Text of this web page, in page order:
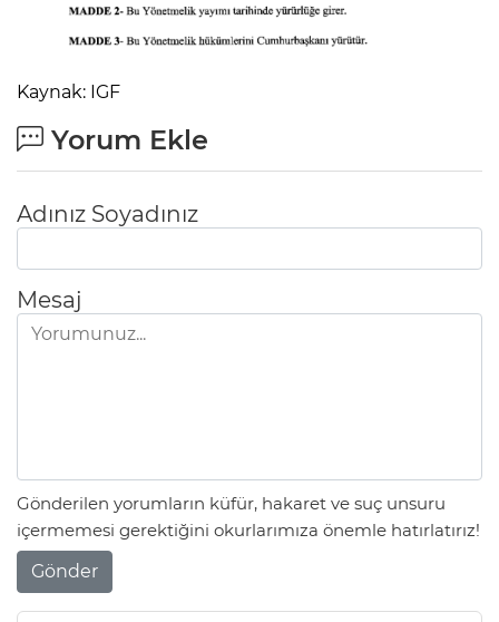
Kaynak: IGF
Yorum Ekle
Adınız Soyadınız
Mesaj
Gönderilen yorumların küfür, hakaret ve suç unsuru
içermemesi gerektiğini okurlarımıza önemle hatırlatırız!
Gönder